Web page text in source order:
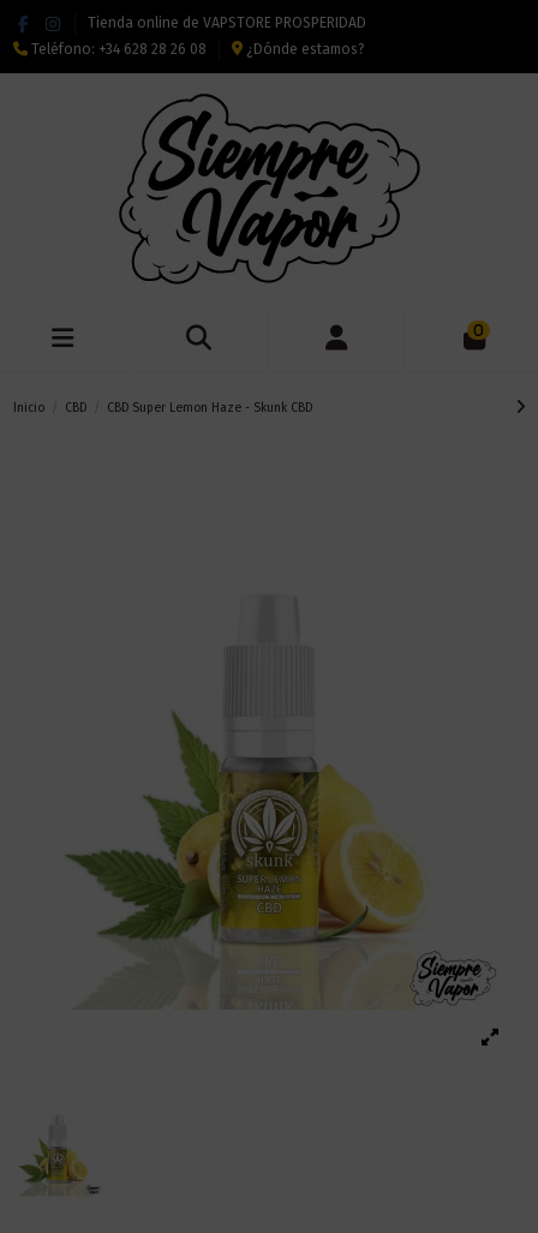
Tienda online de VAPSTORE PROSPERIDAD
Teléfono: +34 628 28 26 08 ¿Dónde estamos?
0
Inicio CBD CBD Super Lemon Haze - Skunk CBD